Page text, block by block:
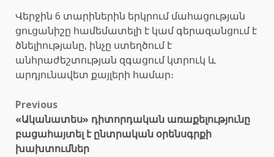
Վերջին 6 տարիներին երկրում մահացության
ցուցանիշը համեմատելի է կամ գերազանցում է
ծնելիությանը, ինչը ստեղծում է
անհրաժեշտության զգացում կտրուկ և
արդյունավետ քայլերի համար։
Post
navigation
Previous
«Ականատես» դիտորդական առաքելությունը
բացահայտել է ընտրական օրենսգրքի
խախտումներ